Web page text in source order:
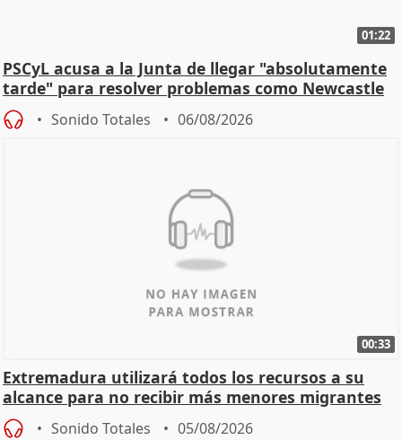
01:22
PSCyL acusa a la Junta de llegar "absolutamente
tarde" para resolver problemas como Newcastle
Sonido Totales 06/08/2026
00:33
Extremadura utilizará todos los recursos a su
alcance para no recibir más menores migrantes
Sonido Totales 05/08/2026